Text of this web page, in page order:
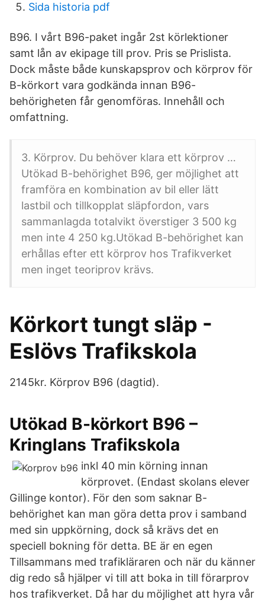
Sida historia pdf
B96. I vårt B96-paket ingår 2st körlektioner
samt lån av ekipage till prov. Pris se Prislista.
Dock måste både kunskapsprov och körprov för
B-körkort vara godkända innan B96-
behörigheten får genomföras. Innehåll och
omfattning.
3. Körprov. Du behöver klara ett körprov …
Utökad B-behörighet B96, ger möjlighet att
framföra en kombination av bil eller lätt
lastbil och tillkopplat släpfordon, vars
sammanlagda totalvikt överstiger 3 500 kg
men inte 4 250 kg.Utökad B-behörighet kan
erhållas efter ett körprov hos Trafikverket
men inget teoriprov krävs.
Körkort tungt släp -
Eslövs Trafikskola
2145kr. Körprov B96 (dagtid).
Utökad B-körkort B96 –
Kringlans Trafikskola
inkl 40 min körning innan
körprovet. (Endast skolans elever
Gillinge kontor). För den som saknar B-
behörighet kan man göra detta prov i samband
med sin uppkörning, dock så krävs det en
speciell bokning för detta. BE är en egen
Tillsammans med trafikläraren och när du känner
dig redo så hjälper vi till att boka in till förarprov
hos trafikverket. Då har du möjlighet att hyra vår